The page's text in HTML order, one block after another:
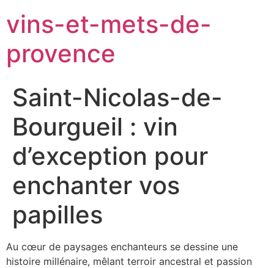
vins-et-mets-de-
provence
Saint-Nicolas-de-
Bourgueil : vin
d’exception pour
enchanter vos
papilles
Au cœur de paysages enchanteurs se dessine une
histoire millénaire, mêlant terroir ancestral et passion